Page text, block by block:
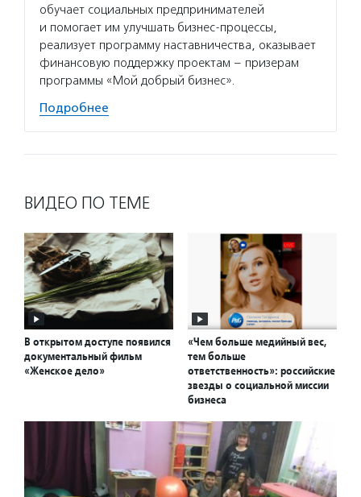
обучает социальных предпринимателей
и помогает им улучшать бизнес-процессы,
реализует программу наставничества, оказывает
финансовую поддержку проектам – призерам
программы «Мой добрый бизнес».
Подробнее
ВИДЕО ПО ТЕМЕ
В открытом доступе появился
документальный фильм
«Женское дело»
«Чем больше медийный вес,
тем больше
ответственность»: российские
звезды о социальной миссии
бизнеса